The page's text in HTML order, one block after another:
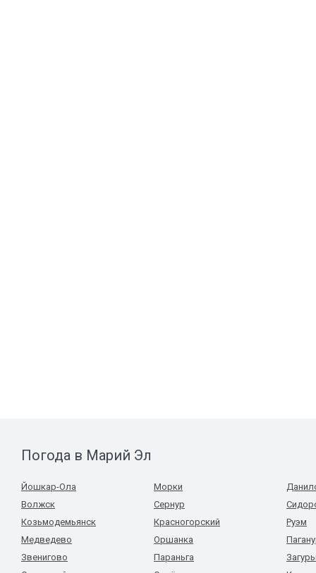
Погода в Марий Эл
Йошкар-Ола
Волжск
Козьмодемьянск
Медведево
Звенигово
Морки
Сернур
Красногорский
Оршанка
Параньга
Руэм